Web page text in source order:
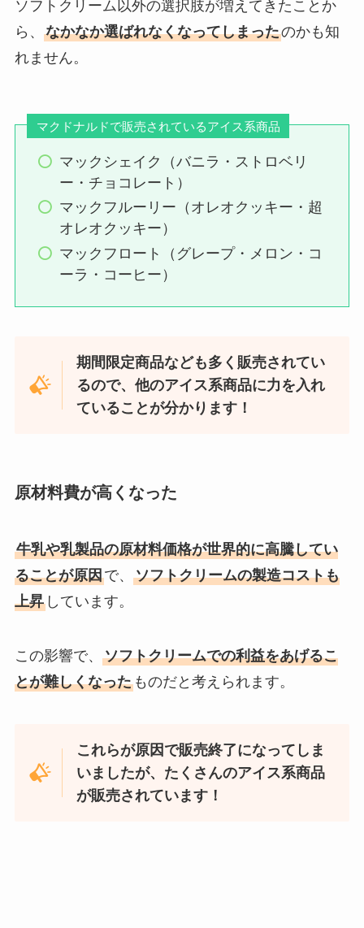
ソフトクリーム以外の選択肢が増えてきたことか
ら、 なかなか選ばれなくなってしまったのかも知
れません。
マクドナルドで販売されているアイス系商品
マックシェイク（バニラ・ストロベリ
ー・チョコレート）
マックフルーリー（オレオクッキー・超
オレオクッキー）
マックフロート（グレープ・メロン・コ
ーラ・コーヒー）
期間限定商品なども多く販売されてい
るので、他のアイス系商品に力を入れ
ていることが分かります！
原材料費が高くなった
牛乳や乳製品の原材料価格が世界的に高騰してい
ることが原因で、 ソフトクリームの製造コストも
上昇しています。
この影響で、 ソフトクリームでの利益をあげるこ
とが難しくなったものだと考えられます。
これらが原因で販売終了になってしま
いましたが、たくさんのアイス系商品
が販売されています！